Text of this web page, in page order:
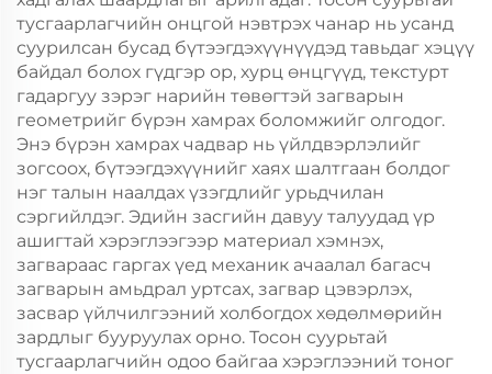
тусгаарлагчийн онцгой нэвтрэх чанар нь усанд
суурилсан бусад бүтээгдэхүүнүүдэд тавьдаг хэцүү
байдал болох гүдгэр ор, хурц өнцгүүд, текстурт
гадаргуу зэрэг нарийн төвөгтэй загварын
геометрийг бүрэн хамрах боломжийг олгодог.
Энэ бүрэн хамрах чадвар нь үйлдвэрлэлийг
зогсоох, бүтээгдэхүүнийг хаях шалтгаан болдог
нэг талын наалдах үзэгдлийг урьдчилан
сэргийлдэг. Эдийн засгийн давуу талуудад үр
ашигтай хэрэглээгээр материал хэмнэх,
загвараас гаргах үед механик ачаалал багасч
загварын амьдрал уртсах, загвар цэвэрлэх,
засвар үйлчилгээний холбогдох хөдөлмөрийн
зардлыг бууруулах орно. Тосон суурьтай
тусгаарлагчийн одоо байгаа хэрэглээний тоног